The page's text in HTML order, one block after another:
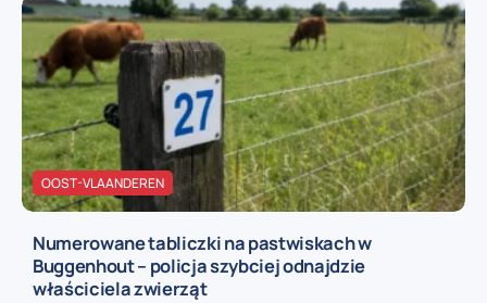
OOST-VLAANDEREN
Numerowane tabliczki na pastwiskach w
Buggenhout – policja szybciej odnajdzie
właściciela zwierząt